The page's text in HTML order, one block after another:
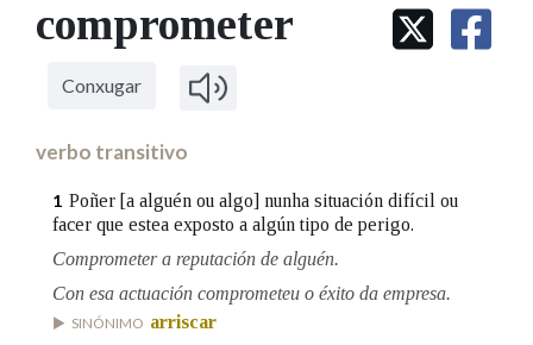
IDENTIDADE CORPORATIVA
MARCIAL DEL ADALID
FIGURAS HOMENAXEADAS
Facebook
TwitterYoutubeInstagram
Bluesky
BUSCAR NOS LEMAS
Comeza por
Contén
comprometer
Conxugar
verbo transitivo
1 Poñer [a alguén ou algo] nunha situación difícil ou
facer que estea exposto a algún tipo de perigo.
Comprometer a reputación de alguén.
Con esa actuación comprometeu o éxito da empresa.
SINÓNIMO arriscar